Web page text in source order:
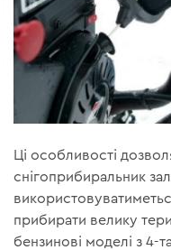
Ці особливості
снігоприбиральник
прибирати велику
бензинові моделі з 4-